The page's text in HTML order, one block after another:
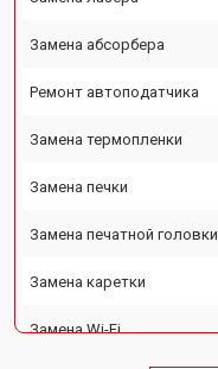
Замена абсорбера
Ремонт автоподатчика
Замена термопленки
Замена печки
Замена печатной головки
Замена каретки
Замена Wi-Fi